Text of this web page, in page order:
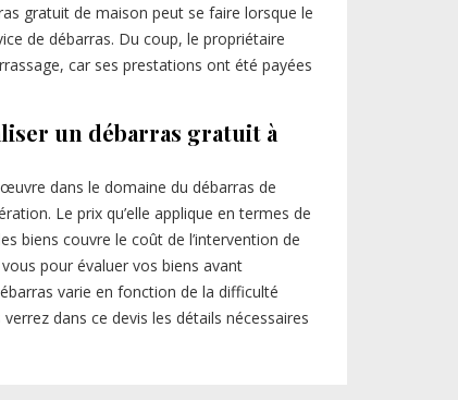
gratuit de maison peut se faire lorsque le
de débarras. Du coup, le propriétaire
car ses prestations ont été payées
un débarras gratuit à
dans le domaine du débarras de
Le prix qu’elle applique en termes de
biens couvre le coût de l’intervention de
pour évaluer vos biens avant
varie en fonction de la difficulté
dans ce devis les détails nécessaires